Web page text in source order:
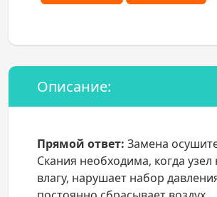
Описание:
Прямой ответ: Замена
Скания необходима, когда узел
влагу, нарушает набор